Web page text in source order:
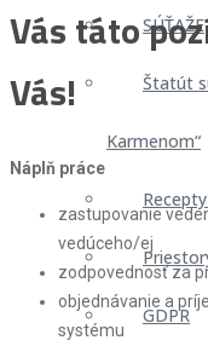
SÚŤAŽE
Štatút
Karmenom“
GDPR
Vás táto
Vás!
Náplň práce
zastupovanie
vedúceho/ej
zodpovednosť za
objednávanie a
systému